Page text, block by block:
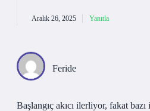
Aralık 26, 2025 Yanıtla
Feride
Başlangıç akıcı ilerliyor, fakat